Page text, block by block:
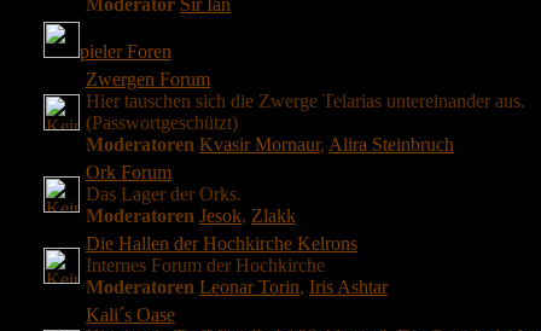
Moderator Sir Ian
pieler Foren
Zwergen Forum
Hier tauschen sich die Zwerge Telarias untereinander aus.
(Passwortgeschützt)
Moderatoren Kvasir Mornaur, Alira Steinbruch
Ork Forum
Das Lager der Orks.
Moderatoren Jesok, Zlakk
Die Hallen der Hochkirche Kelrons
Internes Forum der Hochkirche
Moderatoren Leonar Torin, Iris Ashtar
Kali´s Oase